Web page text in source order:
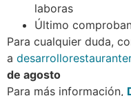
laboras
Último
Para cualquier duda,
a
de agosto
Para más información,